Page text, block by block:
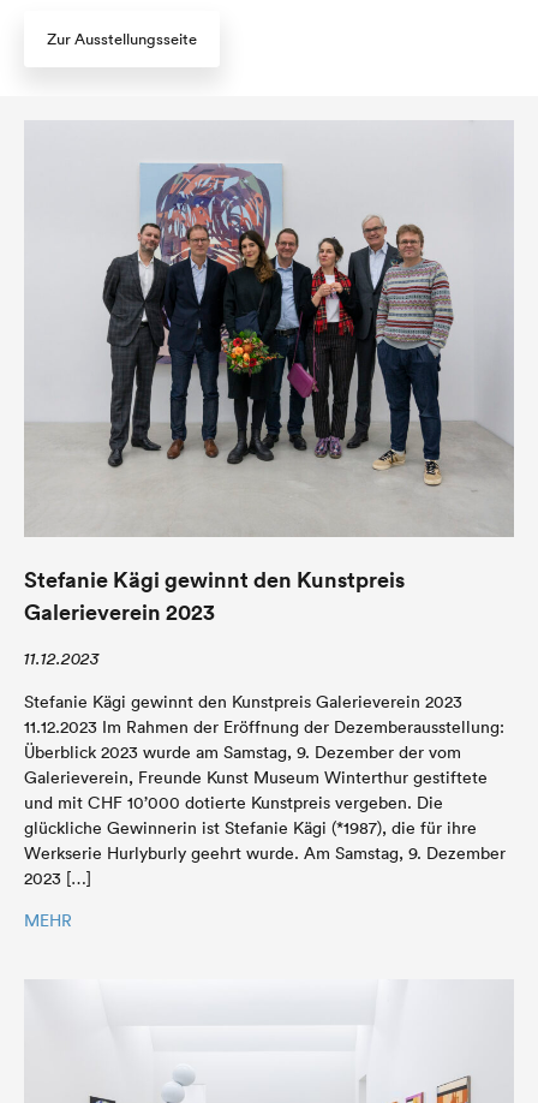
Zur Ausstellungsseite
Stefanie Kägi gewinnt den Kunstpreis
Galerieverein 2023
11.12.2023
Stefanie Kägi gewinnt den Kunstpreis Galerieverein 2023
11.12.2023 Im Rahmen der Eröffnung der Dezemberausstellung:
Überblick 2023 wurde am Samstag, 9. Dezember der vom
Galerieverein, Freunde Kunst Museum Winterthur gestiftete
und mit CHF 10’000 dotierte Kunstpreis vergeben. Die
glückliche Gewinnerin ist Stefanie Kägi (*1987), die für ihre
Werkserie Hurlyburly geehrt wurde. Am Samstag, 9. Dezember
2023 […]
MEHR